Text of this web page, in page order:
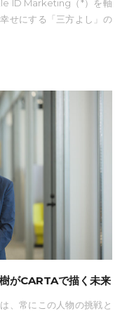
ID Marketing（*）を軸
せにする「三方よし」の
がCARTAで描く未来
、常にこの人物の挑戦と